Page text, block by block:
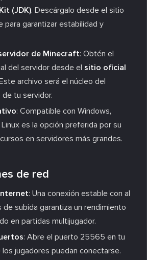
(JDK). Descárgalo desde el sitio
para garantizar estabilidad y
de Minecraft: Obtén el
del servidor desde el sitio oficial
archivo será el núcleo del
tu servidor.
: Compatible con Windows,
Linux es la opción preferida por su
en servidores más grandes.
de red
: Una conexión estable con al
de subida garantiza un rendimiento
en partidas multijugador.
: Abre el puerto 25565 en tu
jugadores puedan conectarse.